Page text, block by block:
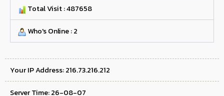
Total Visit : 487658
Who's Online : 2
Your IP Address: 216.73.216.212
Server Time: 26-08-07